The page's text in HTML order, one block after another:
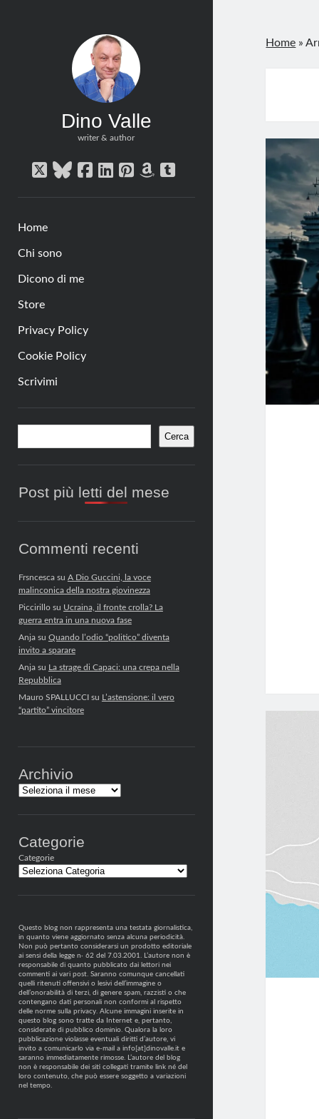
Dino Valle
writer & author
twitterbluesky
facebook
linkedin
pinterest
amazon
tumblr
Home
Chi sono
Dicono di me
Store
Privacy Policy
Cookie Policy
Scrivimi
Barra
laterale
Cerca
Post più letti del mese
Commenti recenti
Frsncescasu A Dio Guccini, la voce
malinconica della nostra giovinezza
Piccirillosu Ucraina, il fronte crolla? La
guerra entra in una nuova fase
Anjasu Quando l’odio “politico” diventa
invito a sparare
Anjasu La strage di Capaci: una crepa nella
Repubblica
Mauro SPALLUCCIsu L’astensione: il vero
“partito” vincitore
Archivio
Archivi
Categorie
Categorie
Questo blog non rappresenta una testata giornalistica,
in quanto viene aggiornato senza alcuna periodicità.
Non può pertanto considerarsi un prodotto editoriale
ai sensi della legge n· 62 del 7.03.2001. L’autore non è
responsabile di quanto pubblicato dai lettori nei
commenti ai vari post. Saranno comunque cancellati
quelli ritenuti offensivi o lesivi dell’immagine o
dell’onorabilità di terzi, di genere spam, razzisti o che
contengano dati personali non conformi al rispetto
delle norme sulla privacy. Alcune immagini inserite in
questo blog sono tratte da Internet e, pertanto,
considerate di pubblico dominio. Qualora la loro
pubblicazione violasse eventuali diritti d’autore, vi
invito a comunicarlo via e-mail a info[at]dinovalle.it e
saranno immediatamente rimosse. L’autore del blog
non è responsabile dei siti collegati tramite link né del
loro contenuto, che può essere soggetto a variazioni
nel tempo.
Home »